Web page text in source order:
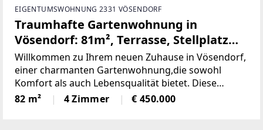
EIGENTUMSWOHNUNG 2331 VÖSENDORF
Traumhafte Gartenwohnung in
Vösendorf: 81m², Terrasse, Stellplatz
und sitzen in Grünen! (Provisionsfrei)
Willkommen zu Ihrem neuen Zuhause in Vösendorf,
einer charmanten Gartenwohnung,die sowohl
Komfort als auch Lebensqualität bietet. Diese
gepflegte Wohnung miteiner großzügigen Fläche
von 81,77 m² ist ideal für Familien, Paare
82 m² 4 Zimmer € 450.000